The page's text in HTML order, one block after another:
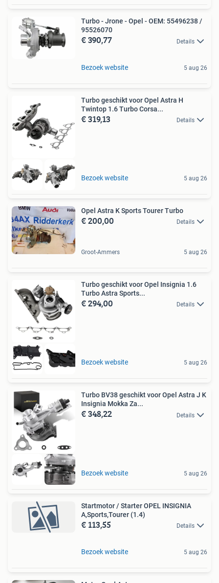
Turbo - Jrone - Opel - OEM: 55496238 /
95526070
€ 390,77 Details
Bezoek website 5 aug 26
Turbo geschikt voor Opel Astra H
Twintop 1.6 Turbo Corsa...
€ 319,13 Details
Bezoek website 5 aug 26
Opel Astra K Sports Tourer Turbo
€ 200,00 Details
Groot-Ammers 5 aug 26
Turbo geschikt voor Opel Insignia 1.6
Turbo Astra Sports...
€ 294,00 Details
Bezoek website 5 aug 26
Turbo BV38 geschikt voor Opel Astra J K
Insignia Mokka Za...
€ 348,22 Details
Bezoek website 5 aug 26
Startmotor / Starter OPEL INSIGNIA
A,Sports,Tourer (1.4)
€ 113,55 Details
Bezoek website 5 aug 26